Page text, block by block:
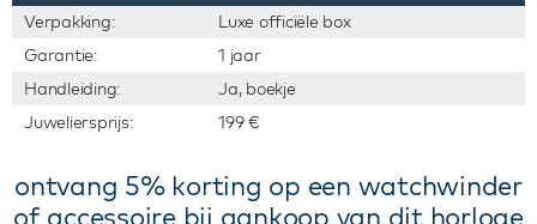
Verpakking:
Luxe officiële box
Garantie:
1 jaar
Handleiding:
Ja, boekje
Juweliersprijs:
199 €
ontvang 5% korting op een watchwinder
of accessoire bij aankoop van dit horloge